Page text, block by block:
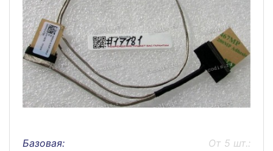
Базовая: От 5 шт.: